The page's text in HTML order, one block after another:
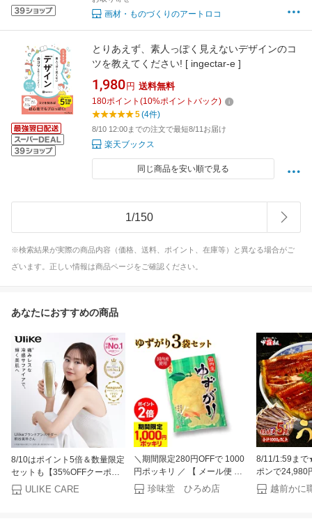
画材・ものづくりのアートロコ
とりあえず、素人っぽく見えないデザインのコ
ツを教えてください! [ ingectar-e ]
1,980 円 送料無料
180ポイント (10%ポイントバック)
5(4件)
8/10 12:00までの注文で最短8/11お届け
楽天ブックス
同じ商品を安い順で見る
1/150
※検索結果が実際の商品内容（価格、送料、ポイント、在庫等）と異なる場合がご
ざいます。正しい情報は商品ページをご確認ください。
あなたにおすすめの商品
8/10はポイント5倍＆数量限定
セットも【35%OFFクーポン
で69,800円 → 45,370円+条件
達成で合計3,000P！～8/11】
ULIKE CARE
＼期間限定280円OFFで 1000
円ポッキリ ／ 【 メール便 】
国産生姜・国産柚子使用！【
ゆずがり 3袋セット 】 付け合
珍味堂 ひろめ店
8/11/1:59ま
ポンで24,980
11,241円！お
な 国産 うな